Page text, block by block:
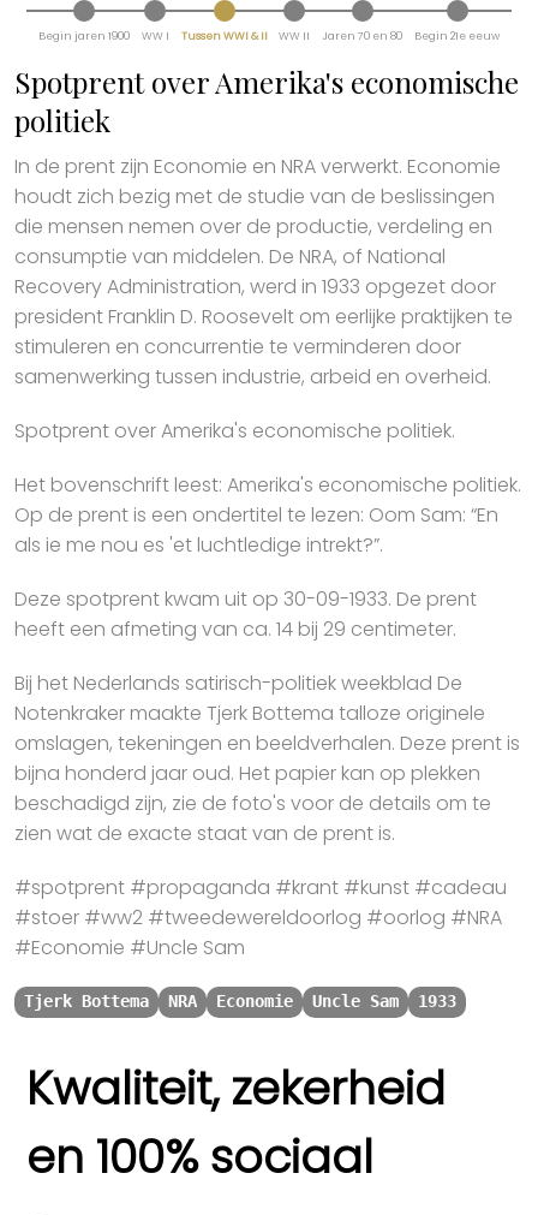
Begin jaren 1900 WW I Tussen WWI & II WW II Jaren 70 en 80 Begin 21e eeuw
Spotprent over Amerika's economische
politiek
In de prent zijn Economie en NRA verwerkt. Economie
houdt zich bezig met de studie van de beslissingen
die mensen nemen over de productie, verdeling en
consumptie van middelen. De NRA, of National
Recovery Administration, werd in 1933 opgezet door
president Franklin D. Roosevelt om eerlijke praktijken te
stimuleren en concurrentie te verminderen door
samenwerking tussen industrie, arbeid en overheid.
Spotprent over Amerika's economische politiek.
Het bovenschrift leest: Amerika's economische politiek.
Op de prent is een ondertitel te lezen: Oom Sam: “En
als ie me nou es 'et luchtledige intrekt?”.
Deze spotprent kwam uit op 30-09-1933. De prent
heeft een afmeting van ca. 14 bij 29 centimeter.
Bij het Nederlands satirisch-politiek weekblad De
Notenkraker maakte Tjerk Bottema talloze originele
omslagen, tekeningen en beeldverhalen. Deze prent is
bijna honderd jaar oud. Het papier kan op plekken
beschadigd zijn, zie de foto's voor de details om te
zien wat de exacte staat van de prent is.
#spotprent #propaganda #krant #kunst #cadeau
#stoer #ww2 #tweedewereldoorlog #oorlog #NRA
#Economie #Uncle Sam
Tjerk Bottema NRA Economie Uncle Sam 1933
Kwaliteit, zekerheid
en 100% sociaal